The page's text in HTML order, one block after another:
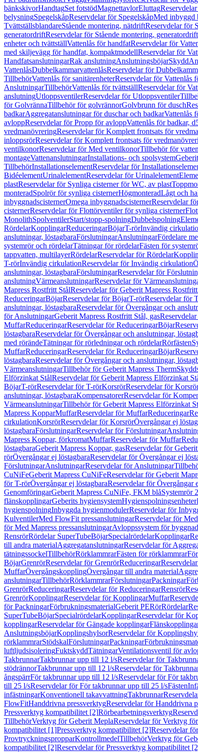
bänkskivorHandtagSet fotstödMagnettavlorEluttag
belysningSpegelskåpReservdelar för SpegelskåpMed inbyggd
TvättställsblandareStående montering, nätdriftReservdelar för
generatordriftReservdelar för Stående montering, generatordrift
enheter och tvättställVattenlås för handfatReservdelar för
med skiljevägg för handfat, kompaktmodellReservdelar för
HandfatsanslutningarRak anslutningAnslutningsböjarSkydd
VattenlåsDubbelkammarvattenlåsReservdelar för
TillbehörVattenlås för sanitärenheterReservdelar för Vattenlås
AnslutningarTillbehörVattenlås för tvättställReservdelar för
anslutningUtloppsventilerReservdelar för Utloppsventiler
för GolvrännaTillbehör för golvrännorGolvbrunn för dusch
badkarAggregatanslutningar för duschar och badkarVattenlås
avloppReservdelar för Propp för avloppVattenlås för badkar,
vredmanövreringReservdelar för Komplett frontsats för
inloppsrörReservdelar för Komplett frontsats för
ventilkonorReservdelar för Med ventilkonorTillbehör för
montageVattenanslutningarInstallations- och spolsystem
TillbehörInstallationselementReservdelar för
BidéelementUrinalelementReservdelar för Urinalelement
plastReservdelar för Synliga cisterner för WC, av plast
monteradSpolrör för synliga cisternerHögmonteradLågt och
inbyggnadscisternerOmega inbyggnadscisternerReservdelar
cisternerReservdelar för Flottörventiler för synliga cisterner
MonolithSpolventilerStart/stopp-spolningDubbelspolning
RördelarKopplingarReduceringarBöjarT-rörInvändig
anslutningar, löstagbaraFörslutningarAnslutningarFördelare
systemrör och rördelarTätningar för rördelarFästen för
tappvatten, multilayerRördelarReservdelar för Rördelar
T-rörInvändig cirkulationReservdelar för Invändig cirkulation
anslutningar, löstagbaraFörslutningarReservdelar för
anslutningVärmeanslutningarReservdelar för
Mapress Rostfritt StålReservdelar för Geberit Mapress
ReduceringarBöjarReservdelar för BöjarT-rörReservdelar för
anslutningar, löstagbaraReservdelar för Övergångar och
för AnslutningarGeberit Mapress Rostfritt Stål, gas
MuffarReduceringarReservdelar för ReduceringarBöjar
löstagbaraReservdelar för Övergångar och anslutningar,
med rörändeTätningar för rörledningar och rördelarRörfästen
MuffarReduceringarReservdelar för ReduceringarBöjar
löstagbaraReservdelar för Övergångar och anslutningar,
VärmeanslutningarTillbehör för Geberit Mapress Therm
Elförzinkat StålReservdelar för Geberit Mapress Elförzinkat
BöjarT-rörReservdelar för T-rörKorsrörReservdelar för
anslutningar, löstagbaraKompensatorerReservdelar för
VärmeanslutningarTillbehör för Geberit Mapress Elförzinkat
Mapress KopparMuffarReservdelar för MuffarReduceringar
cirkulationKorsrörReservdelar för KorsrörÖvergångar ej
löstagbaraFörslutningarReservdelar för Förslutningar
Mapress Koppar, förkromatMuffarReservdelar för Muffar
löstagbaraGeberit Mapress Koppar, gasReservdelar för
rörÖvergångar ej löstagbaraReservdelar för Övergångar ej
FörslutningarAnslutningarReservdelar för Anslutningar
CuNiFeGeberit Mapress CuNiFeReservdelar för Geberit
för T-rörÖvergångar ej löstagbaraReservdelar för Övergångar
GenomföringarGeberit Mapress CuNiFe, FKM blåSystemrör
flänskopplingarGeberits hygiensystemHygienspolningsenheter
hygienspolningInbyggda hygienmodulerReservdelar för
KulventilerMed FlowFit pressanslutningarReservdelar för
för Med Mapress pressanslutningarAvloppssystem för byggnad
RensrörRördelar SuperTubeBöjarSpecialrördelarKopplingar
till andra materialAggregatanslutningarReservdelar för
tätningssockelTillbehörRörklammrarFästen för rörklammrar
BöjarGrenrörReservdelar för GrenrörReduceringar
MuffarÖvergångskopplingÖvergångar till andra material
anslutningarTillbehörRörklammrarFörslutningarPackningar
GrenrörReduceringarReservdelar för ReduceringarRensrör
GrenrörKopplingarReservdelar för KopplingarMuffar
för PackningarFörbrukningsmaterialGeberit PERörRördelar
SuperTubeBöjarSpecialrördelarKopplingarReservdelar för
kopplingarReservdelar för Gängade kopplingar
AnslutningsböjarKopplingshylsorReservdelar för
rörklammrarStödskalFörslutningarPackningar
luftljudsisoleringFuktskyddTätningarVentilationsventil för
TakbrunnarTakbrunnar upp till 12 l/sReservdelar för
stödrännorTakbrunnar upp till 12 l/sReservdelar för
ångspärrFör takbrunnar upp till 12 l/sReservdelar för För
till 25 l/sReservdelar för För takbrunnar upp till 25 l/sFästen
infästningarKonventionell takavvattningTakbrunnar
FlowFitHanddrivna pressverktygReservdelar för Handdrivna
Pressverktyg kompatibilitet [2]Rörbearbetningsverktyg
TillbehörVerktyg för Geberit MeplaReservdelar för Verktyg
kompatibilitet [1]Pressverktyg kompatibilitet [2]Reservdelar
ProvtryckningspropparKontrollmedelTillbehörVerktyg för
kompatibilitet [2]Reservdelar för Pressverktyg kompatibilitet